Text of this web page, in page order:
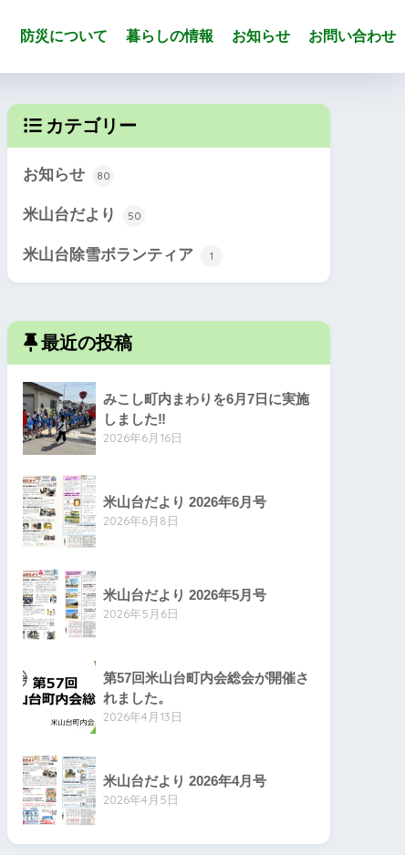
防災について 暮らしの情報 お知らせ お問い合わせ
カテゴリー
お知らせ 80
米山台だより 50
米山台除雪ボランティア 1
最近の投稿
みこし町内まわりを6月7日に実施
しました‼
2026年6月16日
米山台だより 2026年6月号
2026年6月8日
米山台だより 2026年5月号
2026年5月6日
第57回米山台町内会総会が開催さ
れました。
2026年4月13日
米山台だより 2026年4月号
2026年4月5日